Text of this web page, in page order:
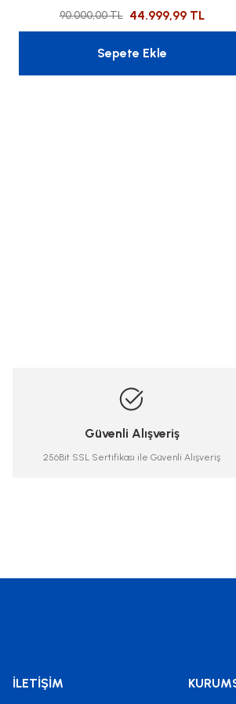
90.000,00 TL 44.999,99 TL
Sepete Ekle
Güvenli Alışveriş
256Bit SSL Sertifikası ile Güvenli Alışveriş
İLETİŞİM